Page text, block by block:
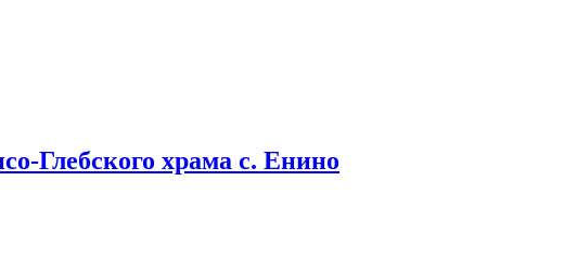
Глебского храма с. Енино